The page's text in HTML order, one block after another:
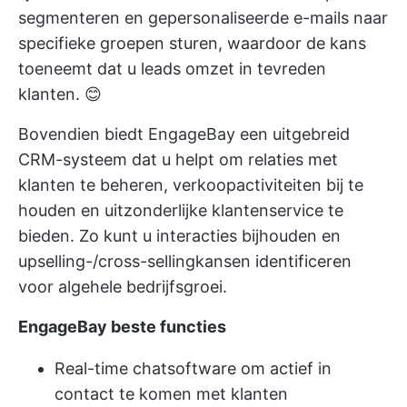
segmenteren en gepersonaliseerde e-mails naar
specifieke groepen sturen, waardoor de kans
toeneemt dat u leads omzet in tevreden
klanten. 😊
Bovendien biedt EngageBay een uitgebreid
CRM-systeem dat u helpt om relaties met
klanten te beheren, verkoopactiviteiten bij te
houden en uitzonderlijke klantenservice te
bieden. Zo kunt u interacties bijhouden en
upselling-/cross-sellingkansen identificeren
voor algehele bedrijfsgroei.
EngageBay beste functies
Real-time chatsoftware om actief in
contact te komen met klanten